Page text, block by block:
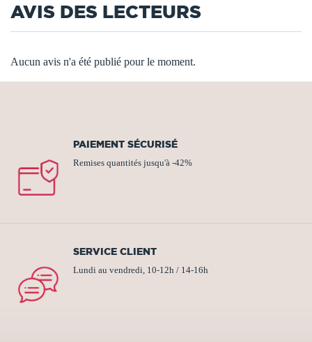
AVIS DES LECTEURS
Aucun avis n'a été publié pour le moment.
PAIEMENT SÉCURISÉ
Remises quantités jusqu'à -42%
SERVICE CLIENT
Lundi au vendredi, 10-12h / 14-16h